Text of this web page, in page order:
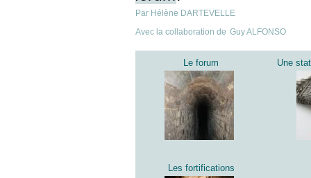
Par Hélène DARTEVELLE
Avec la collaboration de Guy ALFONSO
Le forum Une
Les fortifications